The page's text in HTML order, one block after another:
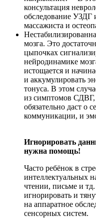
консультация
обследование
массажиста и
мозга. Это
цыпочках
нейродинамике
истощается и
и аккумулировать
тонуса. В этом
из симптомов СДВГ,
обязательно даст о
коммуникации, и
Игнорировать
нужна помощь!
Часто ребёнок в
интеллектуальных
чтении, письме и
игнорировать и
на аппаратное
cенсорных систем.